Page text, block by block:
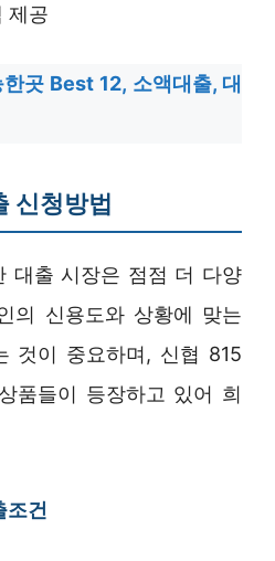
제공
곳 Best 12, 소액대출, 대
신청방법
대출 시장은 점점 더 다양
의 신용도와 상황에 맞는
것이 중요하며, 신협 815
품들이 등장하고 있어 희
조건